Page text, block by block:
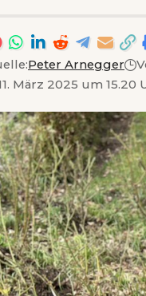
Peter Arnegger
März 2025 um 15.20